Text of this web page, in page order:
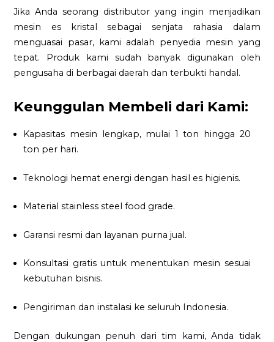
Jika Anda seorang distributor yang ingin menjadikan
mesin es kristal sebagai senjata rahasia dalam
menguasai pasar, kami adalah penyedia mesin yang
tepat. Produk kami sudah banyak digunakan oleh
pengusaha di berbagai daerah dan terbukti handal.
Keunggulan Membeli dari Kami:
Kapasitas mesin lengkap, mulai 1 ton hingga 20
ton per hari.
Teknologi hemat energi dengan hasil es higienis.
Material stainless steel food grade.
Garansi resmi dan layanan purna jual.
Konsultasi gratis untuk menentukan mesin sesuai
kebutuhan bisnis.
Pengiriman dan instalasi ke seluruh Indonesia.
Dengan dukungan penuh dari tim kami, Anda tidak